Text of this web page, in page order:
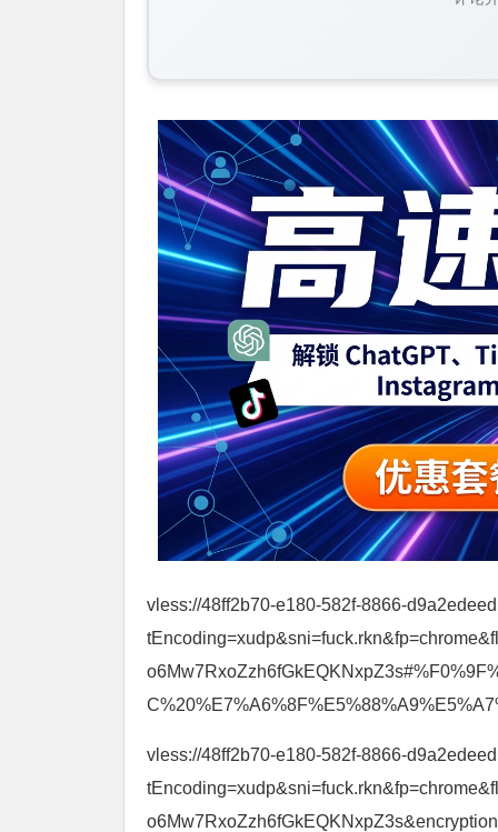
vless://48ff2b70-e180-582f-8866-
vless://48ff2b70-e180-582f-8866-